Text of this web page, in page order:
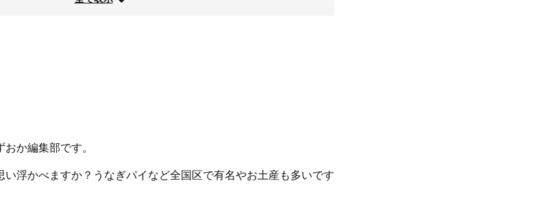
か編集部です。
い浮かべますか？うなぎパイなど全国区で有名やお土産も多いです